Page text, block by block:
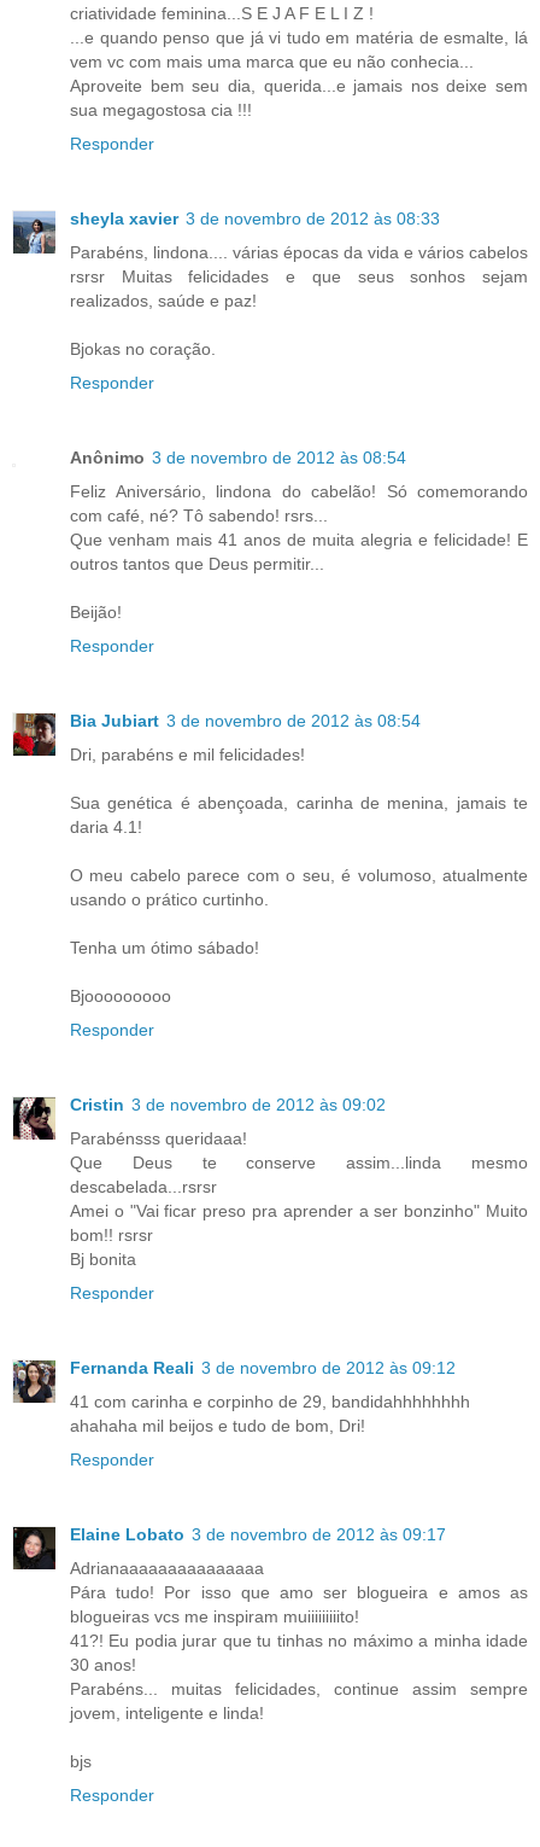
criatividade feminina...S E J A F E L I Z !
...e quando penso que já vi tudo em matéria de esmalte, lá
vem vc com mais uma marca que eu não conhecia...
Aproveite bem seu dia, querida...e jamais nos deixe sem
sua megagostosa cia !!!
Responder
sheyla xavier 3 de novembro de 2012 às 08:33
Parabéns, lindona.... várias épocas da vida e vários cabelos
rsrsr Muitas felicidades e que seus sonhos sejam
realizados, saúde e paz!
Bjokas no coração.
Responder
Anônimo 3 de novembro de 2012 às 08:54
Feliz Aniversário, lindona do cabelão! Só comemorando
com café, né? Tô sabendo! rsrs...
Que venham mais 41 anos de muita alegria e felicidade! E
outros tantos que Deus permitir...
Beijão!
Responder
Bia Jubiart 3 de novembro de 2012 às 08:54
Dri, parabéns e mil felicidades!
Sua genética é abençoada, carinha de menina, jamais te
daria 4.1!
O meu cabelo parece com o seu, é volumoso, atualmente
usando o prático curtinho.
Tenha um ótimo sábado!
Bjooooooooo
Responder
Cristin 3 de novembro de 2012 às 09:02
Parabénsss queridaaa!
Que Deus te conserve assim...linda mesmo
descabelada...rsrsr
Amei o "Vai ficar preso pra aprender a ser bonzinho" Muito
bom!! rsrsr
Bj bonita
Responder
Fernanda Reali 3 de novembro de 2012 às 09:12
41 com carinha e corpinho de 29, bandidahhhhhhhh
ahahaha mil beijos e tudo de bom, Dri!
Responder
Elaine Lobato 3 de novembro de 2012 às 09:17
Adrianaaaaaaaaaaaaaaa
Pára tudo! Por isso que amo ser blogueira e amos as
blogueiras vcs me inspiram muiiiiiiiiito!
41?! Eu podia jurar que tu tinhas no máximo a minha idade
30 anos!
Parabéns... muitas felicidades, continue assim sempre
jovem, inteligente e linda!
bjs
Responder